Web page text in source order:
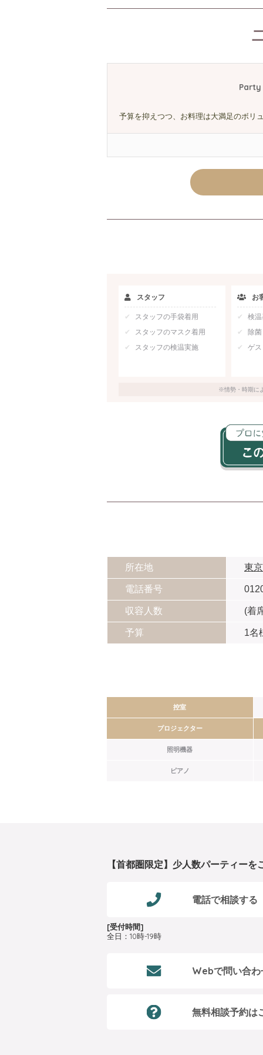
Party
予算を抑えつつ、お料理は大満足のボリ
スタッフ
スタッフの手袋着用
スタッフのマスク着用
スタッフの検温実施
お
検
除
ゲ
※情勢・時期に
所在地 東
電話番号
収容人数 (着
予算 1名
控室
プロジェクター
照明機器
ピアノ
【首都圏限定】少人数パーティーを
電話で相談する
[受付時間]
全日：10時-19時
Webで問い合わ
無料相談予約は